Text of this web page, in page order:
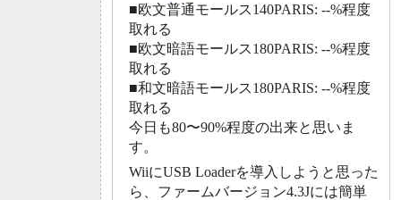
■欧文普通モールス140PARIS: --%程度
取れる
■欧文暗語モールス180PARIS: --%程度
取れる
■和文暗語モールス180PARIS: --%程度
取れる
今日も80〜90%程度の出来と思いま
す。
WiiにUSB Loaderを導入しようと思った
ら、ファームバージョン4.3Jには簡単